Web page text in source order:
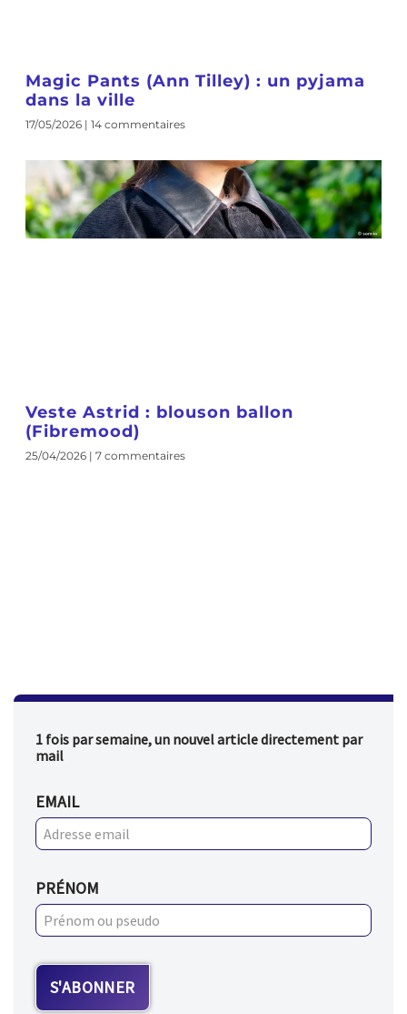
Magic Pants (Ann Tilley) : un pyjama
dans la ville
17/05/2026 14 commentaires
Veste Astrid : blouson ballon
(Fibremood)
25/04/2026 7 commentaires
1 fois par semaine, un nouvel article directement par
mail
EMAIL
PRÉNOM